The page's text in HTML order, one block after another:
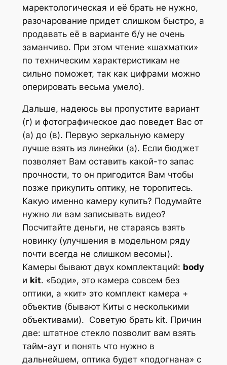
маректологическая и её брать не нужно,
разочарование придет слишком быстро, а
продавать её в варианте б/у не очень
заманчиво. При этом чтение «шахматки»
по техническим характеристикам не
сильно поможет, так как цифрами можно
оперировать весьма умело).
Дальше, надеюсь вы пропустите вариант
(г) и фотографическое дао поведет Вас от
(а) до (в). Первую зеркальную камеру
лучше взять из линейки (а). Если бюджет
позволяет Вам оставить какой-то запас
прочности, то он пригодится Вам чтобы
позже прикупить оптику, не торопитесь.
Какую именно камеру купить? Подумайте
нужно ли вам записывать видео?
Посчитайте деньги, не стараясь взять
новинку (улучшения в модельном ряду
почти всегда не слишком весомы).
Камеры бывают двух комплектаций: body
и kit. «Боди», это камера совсем без
оптики, а «кит» это комплект камера +
объектив (бывают Киты с несколькими
объективами). Советую брать kit. Причин
две: штатное стекло позволит вам взять
тайм-аут и понять что нужно в
дальнейшем, оптика будет «подогнана» с